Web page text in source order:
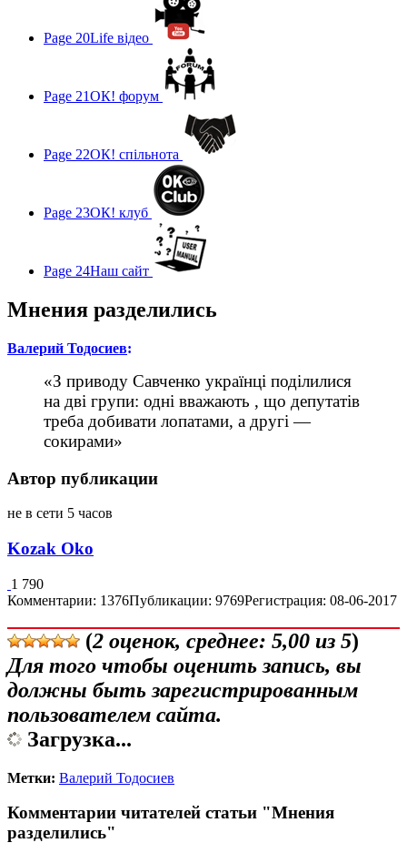
Page 20Life відео
Page 21ОК! форум
Page 22ОК! спільнота
Page 23ОК! клуб
Page 24Наш сайт
Мнения разделились
Валерий Тодосиев:
«З приводу Савченко українці поділилися
на дві групи: одні вважають , що депутатів
треба добивати лопатами, а другі —
сокирами»
Автор публикации
не в сети 5 часов
Kozak Oko
1 790
Комментарии: 1376Публикации: 9769Регистрация: 08-06-2017
(2 оценок, среднее: 5,00 из 5)
Для того чтобы оценить запись, вы
должны быть зарегистрированным
пользователем сайта.
Загрузка...
Метки: Валерий Тодосиев
Комментарии читателей статьи "Мнения
разделились"